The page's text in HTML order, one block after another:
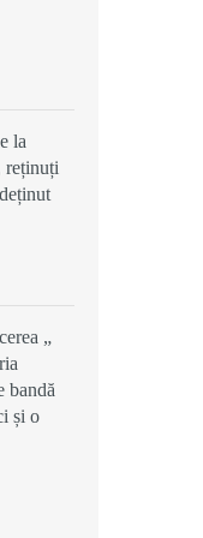
la
reținuți
„
bandă
și o